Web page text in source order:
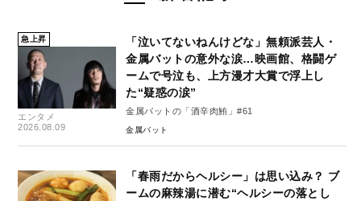
急上昇
エンタメ
2026.08.09
「泣いてないねんけどな」無頼派芸人・
金属バットの意外な涙…映画館、格闘ゲ
ームで号泣も、上方漫才大賞で浮上し
た“疑惑の涙”
金属バットの「酒辛肉鮪」#61
金属バット
「春雨だからヘルシー」は思い込み？ ブ
ームの麻辣湯に潜む“ヘルシーの落とし